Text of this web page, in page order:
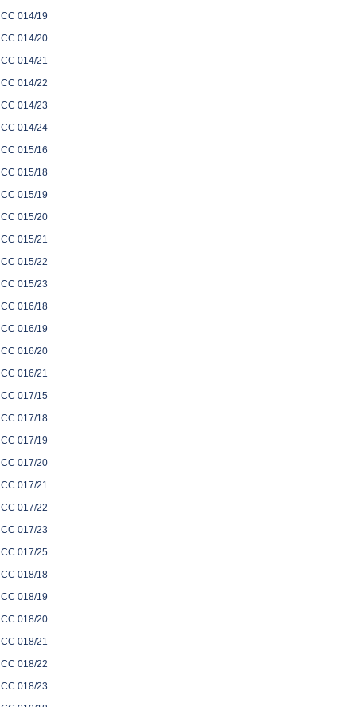
CC 014/19
CC 014/20
CC 014/21
CC 014/22
CC 014/23
CC 014/24
CC 015/16
CC 015/18
CC 015/19
CC 015/20
CC 015/21
CC 015/22
CC 015/23
CC 016/18
CC 016/19
CC 016/20
CC 016/21
CC 017/15
CC 017/18
CC 017/19
CC 017/20
CC 017/21
CC 017/22
CC 017/23
CC 017/25
CC 018/18
CC 018/19
CC 018/20
CC 018/21
CC 018/22
CC 018/23